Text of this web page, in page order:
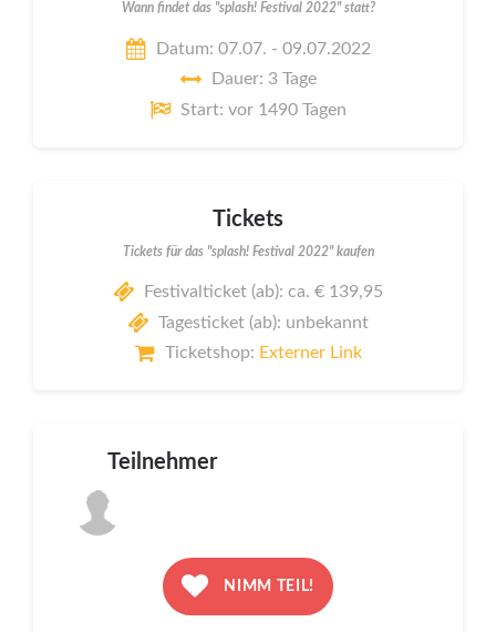
Wann findet das "splash! Festival 2022" statt?
Datum: 07.07. - 09.07.2022
Dauer: 3 Tage
Start: vor 1490 Tagen
Tickets
Tickets für das "splash! Festival 2022" kaufen
Festivalticket (ab): ca. € 139,95
Tagesticket (ab): unbekannt
Ticketshop: Externer Link
Teilnehmer
NIMM TEIL!